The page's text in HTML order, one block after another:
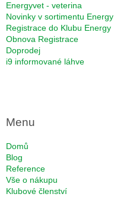
Energyvet - veterina
Novinky v sortimentu Energy
Registrace do Klubu Energy
Obnova Registrace
Doprodej
i9 informované láhve
Menu
Domů
Blog
Reference
Vše o nákupu
Klubové členství